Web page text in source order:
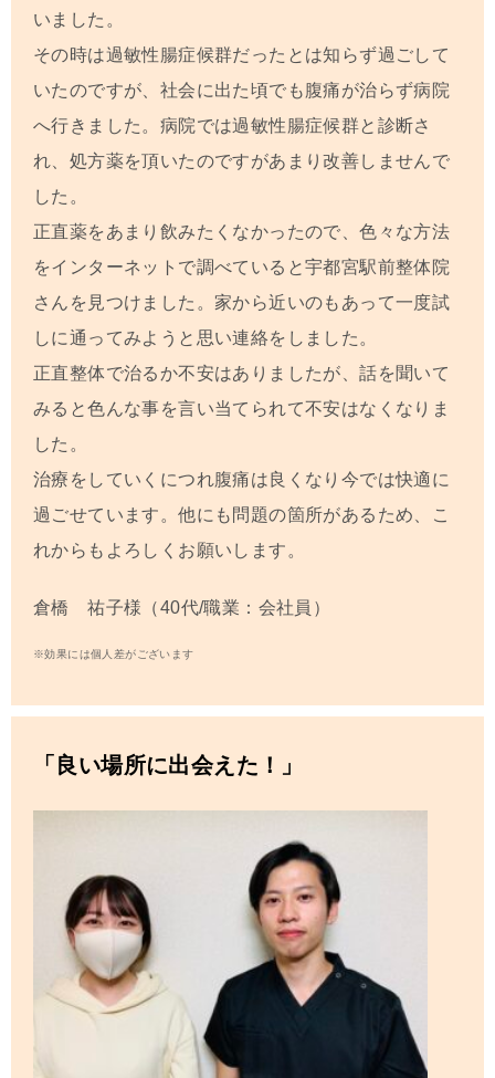
いました。
その時は過敏性腸症候群だったとは知らず過ごして
いたのですが、社会に出た頃でも腹痛が治らず病院
へ行きました。病院では過敏性腸症候群と診断さ
れ、処方薬を頂いたのですがあまり改善しませんで
した。
正直薬をあまり飲みたくなかったので、色々な方法
をインターネットで調べていると宇都宮駅前整体院
さんを見つけました。家から近いのもあって一度試
しに通ってみようと思い連絡をしました。
正直整体で治るか不安はありましたが、話を聞いて
みると色んな事を言い当てられて不安はなくなりま
した。
治療をしていくにつれ腹痛は良くなり今では快適に
過ごせています。他にも問題の箇所があるため、こ
れからもよろしくお願いします。
倉橋 祐子様（40代/職業：会社員）
※効果には個人差がございます
「良い場所に出会えた！」